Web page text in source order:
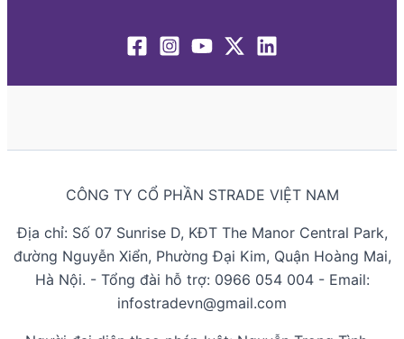
CÔNG TY CỔ PHẦN STRADE VIỆT NAM
Địa chỉ: Số 07 Sunrise D, KĐT The Manor Central Park,
đường Nguyễn Xiển, Phường Đại Kim, Quận Hoàng Mai,
Hà Nội. - Tổng đài hỗ trợ: 0966 054 004 - Email:
infostradevn@gmail.com